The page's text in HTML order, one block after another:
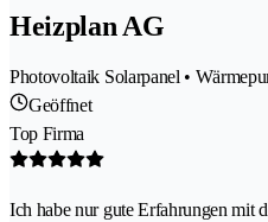
Heizplan AG
Photovoltaik Solarpanel •
Geöffnet
Top Firma
Ich habe nur gute Erfahrungen mit